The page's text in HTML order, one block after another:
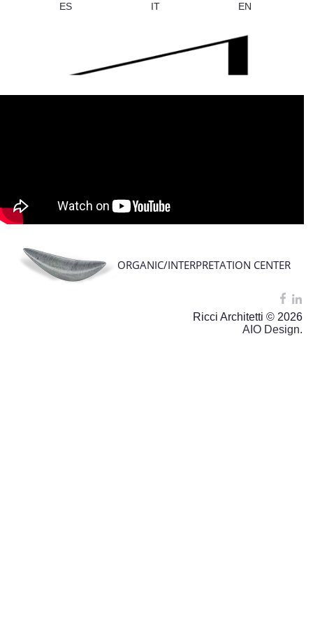
ES IT EN
ORGANIC/INTERPRETATION CENTER
Ricci Architetti © 2026
AIO Design.